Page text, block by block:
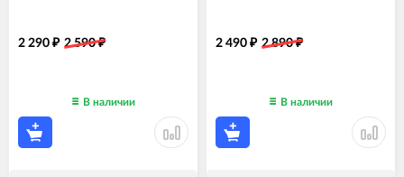
2 290 ₽ 2 590₽
В наличии
2 490 ₽ 2 890₽
В наличии